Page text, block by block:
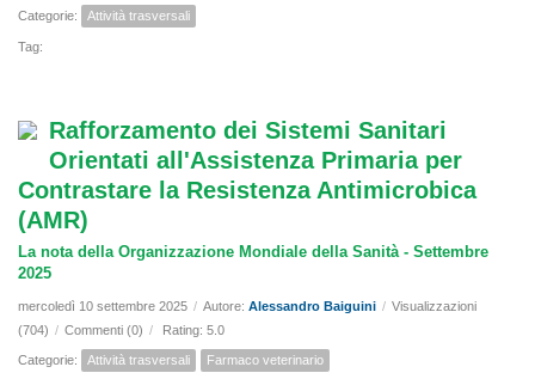
Categorie: Attività trasversali
Tag:
Rafforzamento dei Sistemi Sanitari
Orientati all'Assistenza Primaria per
Contrastare la Resistenza Antimicrobica
(AMR)
La nota della Organizzazione Mondiale della Sanità - Settembre
2025
mercoledì 10 settembre 2025 / Autore: Alessandro Baiguini / Visualizzazioni
(704) / Commenti (0) / Rating: 5.0
Categorie: Attività trasversali Farmaco veterinario